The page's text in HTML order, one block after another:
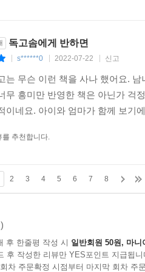
독고솜에게 반하면
s******0 2022-07-22 신고
는 무슨 이런 책을 사나 했어요.
무 흥미만 반영한 책은 아닌가 걱
이네요. 아이와 엄마가 함께 보기
를 추천합니다.
2 3 4 5 6 7 8
후 한줄평 작성 시 일반회원 50원, 마니
후 작성한 리뷰만 YES포인트 지급됩니
차 주문확정 시점부터 마지막 회차 주